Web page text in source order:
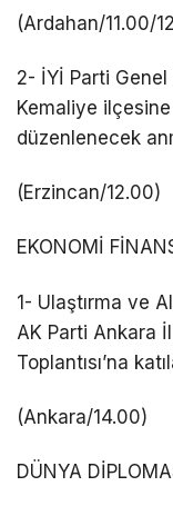
(Ardahan/11.00/
2- İYİ Parti
Kemaliye
düzenlenecek
(Erzincan/12.00)
EKONOMİ
1- Ulaştırma ve
AK Parti Ankara İl
Toplantısı’na
(Ankara/14.00)
DÜNYA